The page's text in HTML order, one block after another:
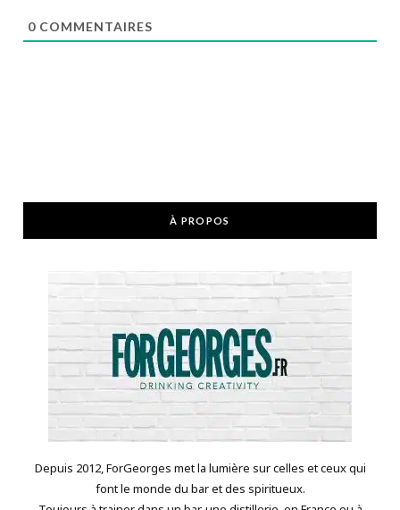
0 COMMENTAIRES
À PROPOS
Depuis 2012, ForGeorges met la lumière sur celles et ceux qui
font le monde du bar et des spiritueux.